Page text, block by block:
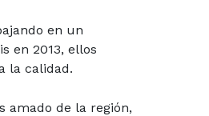
en un
en 2013, ellos
la calidad.
amado de la región,